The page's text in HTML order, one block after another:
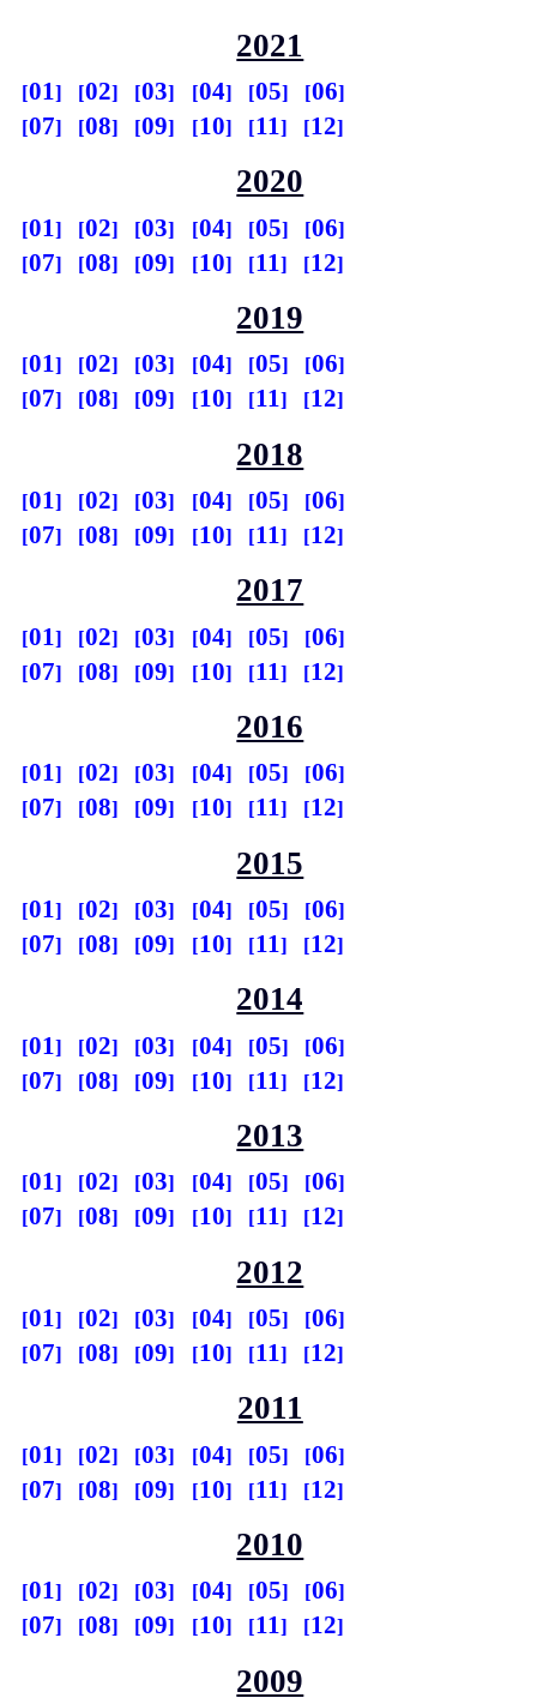
2021
01 02 03 04 05
06
07
08 09 10 11 12
2020
01 02 03 04 05
06
07
08 09 10 11 12
2019
01 02 03 04 05
06
07
08 09 10 11 12
2018
01 02 03 04 05
06
07
08 09 10 11 12
2017
01 02 03 04 05
06
07
08 09 10 11 12
2016
01 02 03 04 05
06
07
08 09 10 11 12
2015
01 02 03 04 05
06
07
08 09 10 11 12
2014
01 02 03 04 05
06
07
08 09 10 11 12
2013
01 02 03 04 05
06
07
08 09 10 11 12
2012
01 02 03 04 05
06
07
08 09 10 11 12
2011
01 02 03 04 05
06
07
08 09 10 11 12
2010
01 02 03 04 05
06
07
08 09 10 11 12
2009